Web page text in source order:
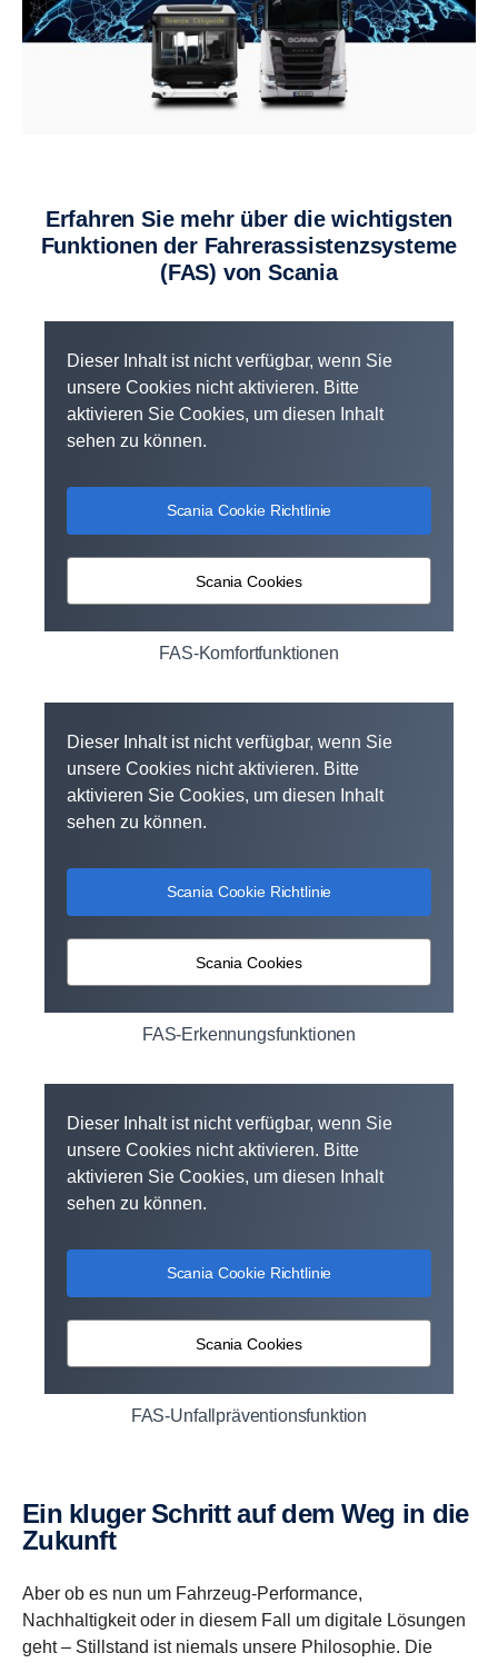
Erfahren Sie mehr über die wichtigsten
Funktionen der Fahrer­as­sis­tenz­sys­teme
(FAS) von Scania
Dieser Inhalt ist nicht verfügbar, wenn Sie
unsere Cookies nicht aktivieren. Bitte
aktivieren Sie Cookies, um diesen Inhalt
sehen zu können.
Scania Cookie Richtlinie
Scania Cookies
FAS-Komfortfunktionen
Dieser Inhalt ist nicht verfügbar, wenn Sie
unsere Cookies nicht aktivieren. Bitte
aktivieren Sie Cookies, um diesen Inhalt
sehen zu können.
Scania Cookie Richtlinie
Scania Cookies
FAS-Erkennungsfunktionen
Dieser Inhalt ist nicht verfügbar, wenn Sie
unsere Cookies nicht aktivieren. Bitte
aktivieren Sie Cookies, um diesen Inhalt
sehen zu können.
Scania Cookie Richtlinie
Scania Cookies
FAS-Unfallpräventionsfunktion
Ein kluger Schritt auf dem Weg in die
Zukunft
Aber ob es nun um Fahrzeug-Performance,
Nachhaltigkeit oder in diesem Fall um digitale Lösungen
geht – Stillstand ist niemals unsere Philosophie. Die